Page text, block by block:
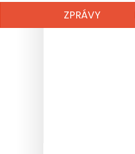
ZPRÁVY